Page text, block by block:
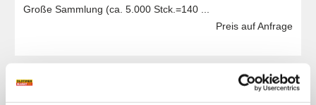
Große Sammlung (ca. 5.000 Stck.=140 ...
Preis auf Anfrage
Das könnte Sie auch interessieren
ALLE ANZEIGEN